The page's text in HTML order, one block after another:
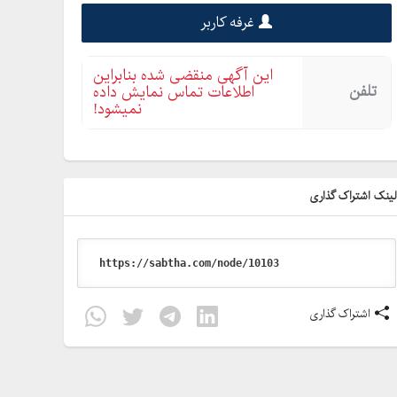
غرفه کاربر
تلفن
این آگهی منقضی شده بنابراین
اطلاعات تماس نمایش داده
نمیشود!
اشتراک گذاری
اشتراک گذاری